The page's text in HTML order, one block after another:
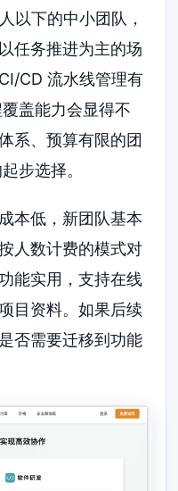
以下的中小团队，
任务推进为主的场
CD 流水线管理有
盖能力会显得不
系、预算有限的团
步选择。
本低，新团队基本
人数计费的模式对
能实用，支持在线
目资料。如果后续
否需要迁移到功能